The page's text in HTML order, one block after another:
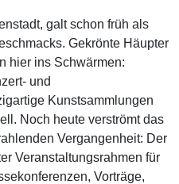
galt schon früh als
Gekrönte Häupter
hier ins Schwärmen:
und
Kunstsammlungen
Noch heute verströmt das
Vergangenheit: Der
Veranstaltungsrahmen für
Vorträge,